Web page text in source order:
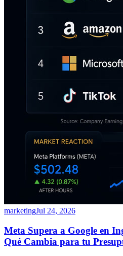
marketingJul 24, 2026
Meta Supera a Google en
Qué Cambia para tu